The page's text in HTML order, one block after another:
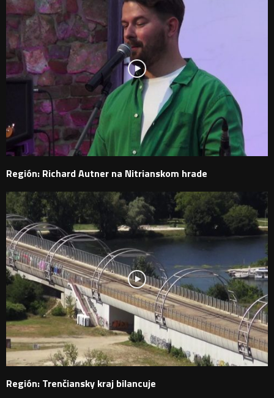
Región: Richard Autner na Nitrianskom hrade
Región: Trenčiansky kraj bilancuje